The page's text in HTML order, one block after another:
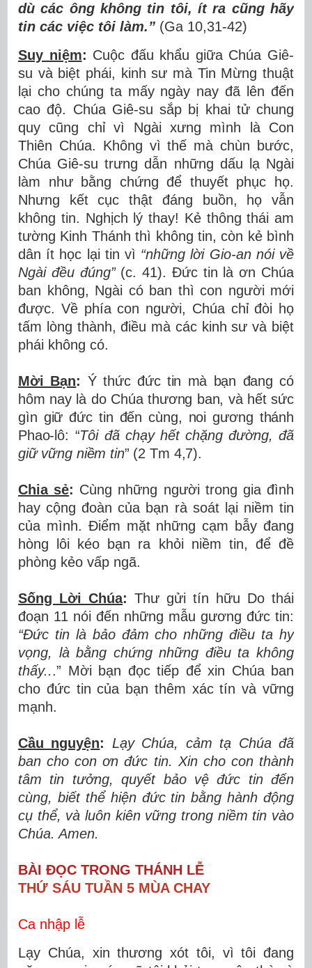
dù các ông không tin tôi, ít ra cũng hãy
tin các việc tôi làm.” (Ga 10,31-42)
Suy niệm: Cuộc đấu khẩu giữa Chúa Giê-
su và biệt phái, kinh sư mà Tin Mừng thuật
lại cho chúng ta mấy ngày nay đã lên đến
cao độ. Chúa Giê-su sắp bị khai tử chung
quy cũng chỉ vì Ngài xưng mình là Con
Thiên Chúa. Không vì thế mà chùn bước,
Chúa Giê-su trưng dẫn những dấu lạ Ngài
làm như bằng chứng để thuyết phục họ.
Nhưng kết cục thật đáng buồn, họ vẫn
không tin. Nghịch lý thay! Kẻ thông thái am
tường Kinh Thánh thì không tin, còn kẻ bình
dân ít học lại tin vì “những lời Gio-an nói về
Ngài đều đúng” (c. 41). Đức tin là ơn Chúa
ban không, Ngài có ban thì con người mới
được. Về phía con người, Chúa chỉ đòi họ
tấm lòng thành, điều mà các kinh sư và biệt
phái không có.
Mời Bạn: Ý thức đức tin mà bạn đang có
hôm nay là do Chúa thương ban, và hết sức
gìn giữ đức tin đến cùng, noi gương thánh
Phao-lô: “Tôi đã chạy hết chặng đường, đã
giữ vững niềm tin” (2 Tm 4,7).
Chia sẻ: Cùng những người trong gia đình
hay cộng đoàn của bạn rà soát lại niềm tin
của mình. Điểm mặt những cạm bẫy đang
hòng lôi kéo bạn ra khỏi niềm tin, để đề
phòng kẻo vấp ngã.
Sống Lời Chúa: Thư gửi tín hữu Do thái
đoạn 11 nói đến những mẫu gương đức tin:
“Đức tin là bảo đảm cho những điều ta hy
vọng, là bằng chứng những điều ta không
thấy...” Mời bạn đọc tiếp để xin Chúa ban
cho đức tin của bạn thêm xác tín và vững
mạnh.
Cầu nguyện:
Lạy Chúa, cảm tạ Chúa đã
ban cho con ơn đức tin. Xin cho con thành
tâm tin tưởng, quyết bảo vệ đức tin đến
cùng, biết thể hiện đức tin bằng hành động
cụ thể, và luôn kiên vững trong niềm tin vào
Chúa. Amen.
BÀI ĐỌC TRONG THÁNH LỄ
THỨ SÁU TUẦN 5 MÙA CHAY
Ca nhập lễ
Lạy Chúa, xin thương xót tôi, vì tôi đang